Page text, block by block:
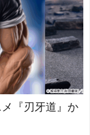
『刃牙道』か